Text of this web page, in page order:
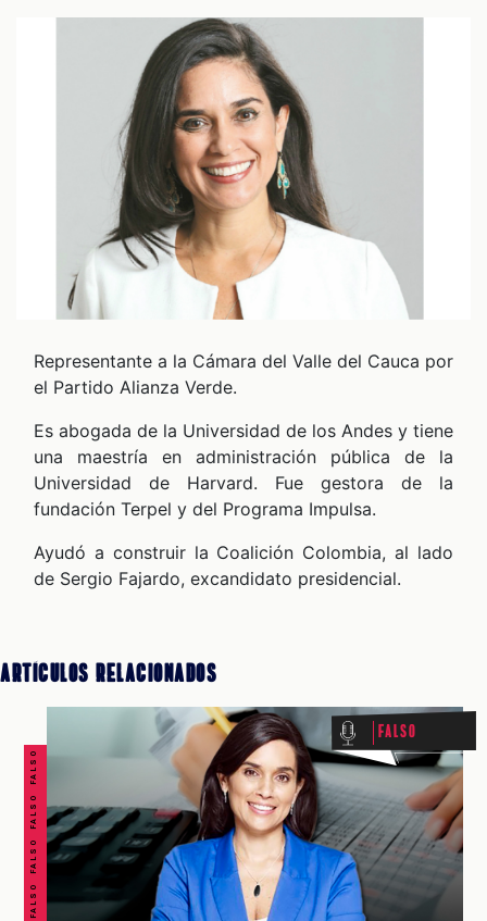
PODCAST
ZOOM
Representante a la Cámara del Valle del Cauca por
el Partido Alianza Verde.
Es abogada de la Universidad de los Andes y tiene
una maestría en administración pública de la
Universidad de Harvard. Fue gestora de la
fundación Terpel y del Programa Impulsa.
Ayudó a construir la Coalición Colombia, al lado
de Sergio Fajardo, excandidato presidencial.
Artículos Relacionados
FALSO FALSO FALSO FALSO FALSO FALSO FALSO Falso